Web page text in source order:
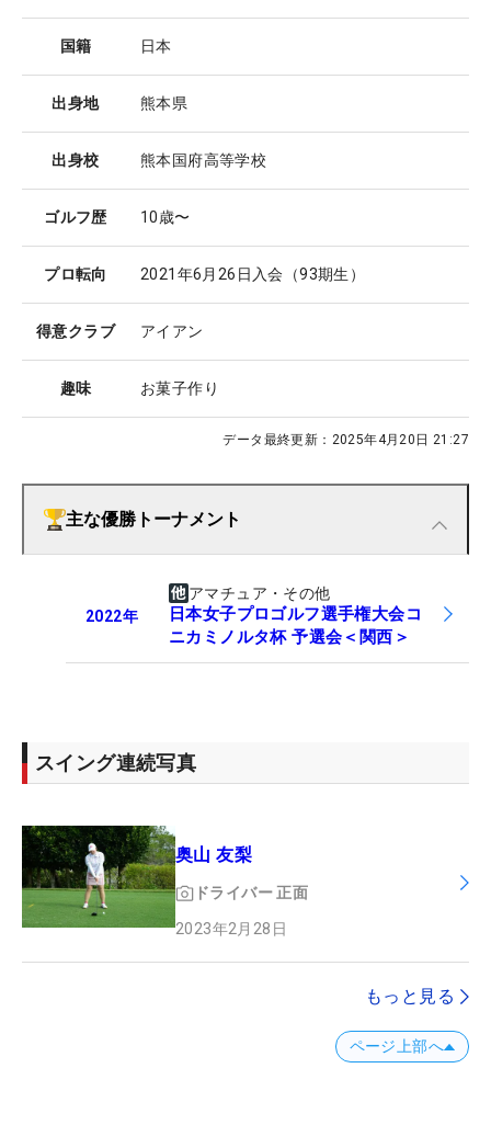
国籍 日本
出身地 熊本県
出身校 熊本国府高等学校
ゴルフ歴 10歳〜
プロ転向 2021年6月26日入会（93期生）
得意クラブ アイアン
趣味 お菓子作り
データ最終更新： 2025年4月20日 21:27
主な優勝トーナメント
2022年
アマチュア・その他
日本女子プロゴルフ選手権大会コ
ニカミノルタ杯 予選会＜関西＞
スイング連続写真
奥山 友梨
ドライバー 正面
2023年2月28日
もっと見る
ページ上部へ